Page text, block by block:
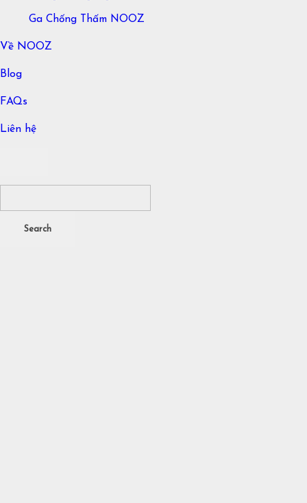
Ga Chống Thấm NOOZ
Về NOOZ
Blog
FAQs
Liên hệ